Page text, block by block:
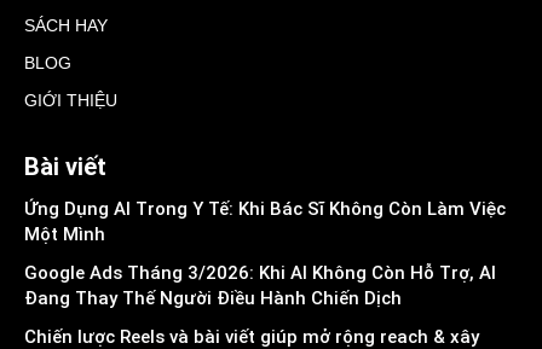
SÁCH HAY
BLOG
GIỚI THIỆU
Bài viết
Ứng Dụng AI Trong Y Tế: Khi Bác Sĩ Không Còn Làm Việc
Một Mình
Google Ads Tháng 3/2026: Khi AI Không Còn Hỗ Trợ, AI
Đang Thay Thế Người Điều Hành Chiến Dịch
Chiến lược Reels và bài viết giúp mở rộng reach & xây